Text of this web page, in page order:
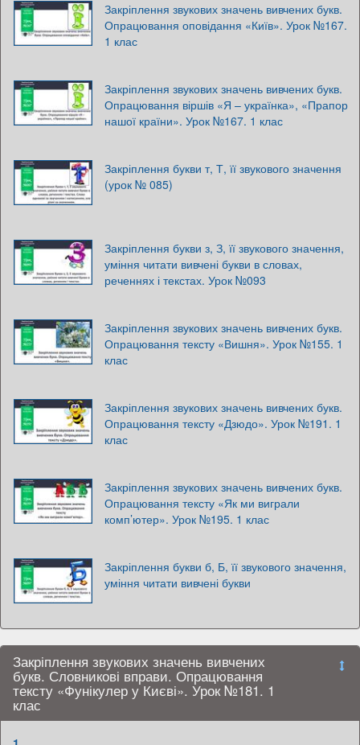
Закріплення звукових значень вивчених букв.
Опрацювання оповідання «Київ». Урок №167.
1 клас
Закріплення звукових значень вивчених букв.
Опрацювання віршів «Я – українка», «Прапор
нашої країни». Урок №167. 1 клас
Закріплення букви т, Т, її звукового значення
(урок № 085)
Закріплення букви з, З, її звукового значення,
уміння читати вивчені букви в словах,
реченнях і текстах. Урок №093
Закріплення звукових значень вивчених букв.
Опрацювання тексту «Вишня». Урок №155. 1
клас
Закріплення звукових значень вивчених букв.
Опрацювання тексту «Дзюдо». Урок №191. 1
клас
Закріплення звукових значень вивчених букв.
Опрацювання тексту «Як ми виграли
комп’ютер». Урок №195. 1 клас
Закріплення букви б, Б, її звукового значення,
уміння читати вивчені букви
Закріплення звукових значень вивчених
букв. Словникові вправи. Опрацювання
тексту «Фунікулер у Києві». Урок №181. 1
клас